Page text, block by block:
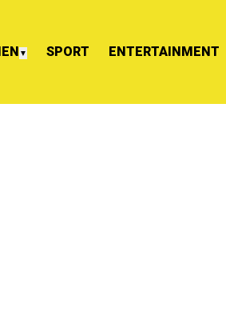
▼ SPORT ENTERTAINMENT